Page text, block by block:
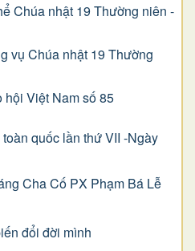
Chúa nhật 19 Thường niên -
vụ Chúa nhật 19 Thường
hội Việt Nam số 85
quốc lần thứ VII -Ngày
Cha Cố PX Phạm Bá Lễ
đổi đời mình